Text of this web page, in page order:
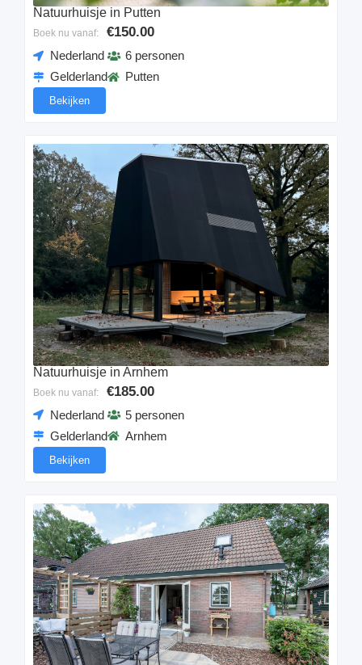
Natuurhuisje in Putten
Boek nu vanaf: €150.00
Nederland
Gelderland
6 personen
Putten
Bekijken
Natuurhuisje in Arnhem
Boek nu vanaf: €185.00
Nederland
Gelderland
5 personen
Arnhem
Bekijken